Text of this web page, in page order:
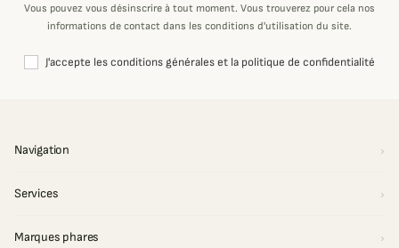
Vous pouvez vous désinscrire à tout moment. Vous trouverez pour cela nos
informations de contact dans les conditions d'utilisation du site.
J'accepte les conditions générales et la politique de confidentialité
Navigation
Services
Marques phares